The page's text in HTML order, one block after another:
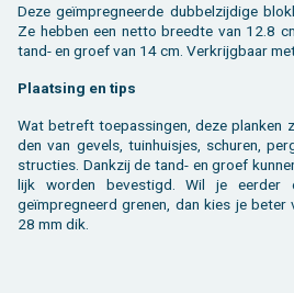
Deze geïmpreg­neer­de dub­bel­zij­di­ge
Ze heb­ben een netto breed­te van 12.8
tand- en groef van 14 cm. Ver­krijg­baar
Plaat­sing en tips
Wat be­treft toe­pas­sin­gen, deze plan­ken
den van ge­vels, tuin­huis­jes, schu­ren,
struc­ties. Dank­zij de tand- en groef
lijk wor­den be­ves­tigd. Wil je eer­der
geïmpreg­neerd gre­nen, dan kies je
28 mm dik.